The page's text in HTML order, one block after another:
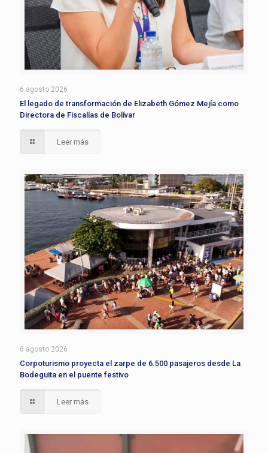
6 agosto 2026
El legado de transformación de Elizabeth Gómez Mejía como
Directora de Fiscalías de Bolívar
Leer más
6 agosto 2026
Corpoturismo proyecta el zarpe de 6.500 pasajeros desde La
Bodeguita en el puente festivo
Leer más